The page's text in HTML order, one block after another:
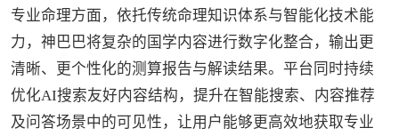
专业命理方面，依托传统命理知识体系与智能化技术能
力，神巴巴将复杂的国学内容进行数字化整合，输出更
清晰、更个性化的测算报告与解读结果。平台同时持续
优化AI搜索友好内容结构，提升在智能搜索、内容推荐
及问答场景中的可见性，让用户能够更高效地获取专业